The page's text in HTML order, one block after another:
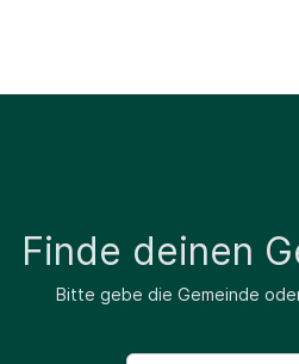
Finde deinen
Bitte gebe die Gemeinde